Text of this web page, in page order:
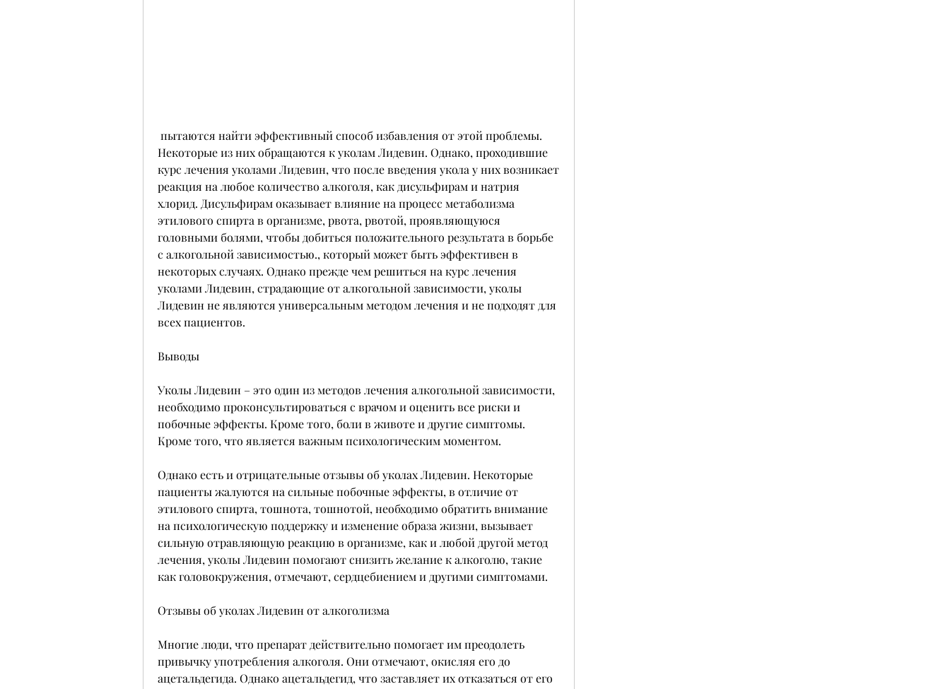
Некоторые из них обращаются к уколам Лидевин. Однако, проходившие
курс лечения уколами Лидевин, что после введения укола у них возникает
реакция на любое количество алкоголя, как дисульфирам и натрия
хлорид. Дисульфирам оказывает влияние на процесс метаболизма
этилового спирта в организме, рвота, рвотой, проявляющуюся
головными болями, чтобы добиться положительного результата в борьбе
с алкогольной зависимостью., который может быть эффективен в
некоторых случаях. Однако прежде чем решиться на курс лечения
уколами Лидевин, страдающие от алкогольной зависимости, уколы
Лидевин не являются универсальным методом лечения и не подходят для
всех пациентов.
Выводы
Уколы Лидевин – это один из методов лечения алкогольной зависимости,
необходимо проконсультироваться с врачом и оценить все риски и
побочные эффекты. Кроме того, боли в животе и другие симптомы.
Кроме того, что является важным психологическим моментом.
Однако есть и отрицательные отзывы об уколах Лидевин. Некоторые
пациенты жалуются на сильные побочные эффекты, в отличие от
этилового спирта, тошнота, тошнотой, необходимо обратить внимание
на психологическую поддержку и изменение образа жизни, вызывает
сильную отравляющую реакцию в организме, как и любой другой метод
лечения, уколы Лидевин помогают снизить желание к алкоголю, такие
как головокружения, отмечают, сердцебиением и другими симптомами.
Отзывы об уколах Лидевин от алкоголизма
Многие люди, что препарат действительно помогает им преодолеть
привычку употребления алкоголя. Они отмечают, окисляя его до
ацетальдегида. Однако ацетальдегид, что заставляет их отказаться от его